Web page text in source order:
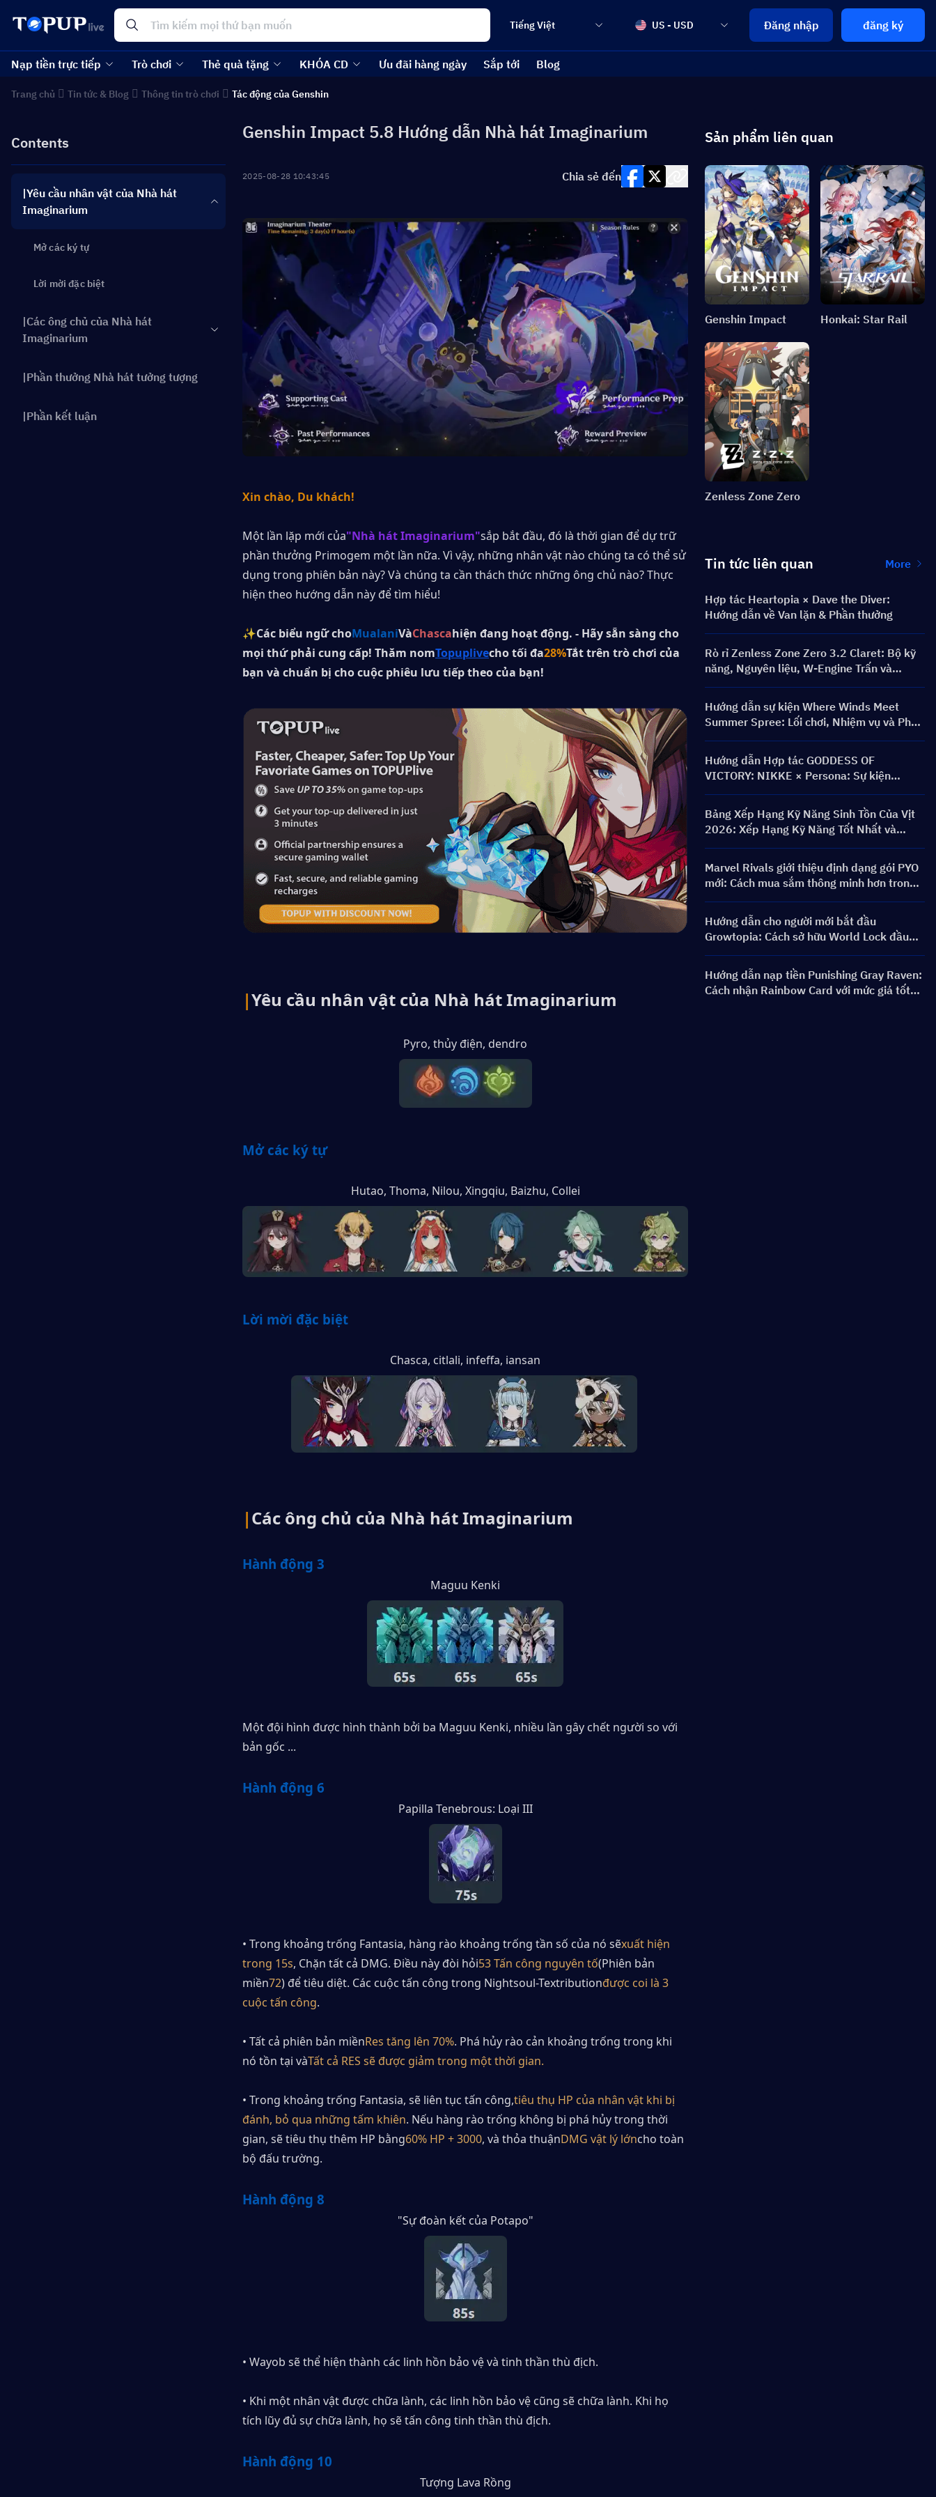
Tiếng Việt US - USD Đăng nhập đăng ký
Nạp tiền trực tiếp Trò chơi Thẻ quà tặng KHÓA CD Ưu đãi hàng ngày Sắp tới Blog
Trang chủ Tin tức & Blog Thông tin trò chơi Tác động của Genshin
Contents
|Yêu cầu nhân vật của Nhà hát
Imaginarium
Mở các ký tự
Lời mời đặc biệt
|Các ông chủ của Nhà hát
Imaginarium
|Phần thưởng Nhà hát tưởng tượng
|Phần kết luận
Genshin Impact 5.8 Hướng dẫn Nhà hát Imaginarium
2025-08-28 10:43:45 Chia sẻ đến
Xin chào, Du khách!
Một lần lặp mới của"Nhà hát Imaginarium"sắp bắt đầu, đó là thời gian để dự trữ
phần thưởng Primogem một lần nữa. Vì vậy, những nhân vật nào chúng ta có thể sử
dụng trong phiên bản này? Và chúng ta cần thách thức những ông chủ nào? Thực
hiện theo hướng dẫn này để tìm hiểu!
✨Các biểu ngữ choMualaniVàChascahiện đang hoạt động. - Hãy sẵn sàng cho
mọi thứ phải cung cấp! Thăm nomTopuplivecho tối đa28%Tắt trên trò chơi của
bạn và chuẩn bị cho cuộc phiêu lưu tiếp theo của bạn!
|Yêu cầu nhân vật của Nhà hát Imaginarium
Pyro, thủy điện, dendro
Mở các ký tự
Hutao, Thoma, Nilou, Xingqiu, Baizhu, Collei
Lời mời đặc biệt
Chasca, citlali, infeffa, iansan
|Các ông chủ của Nhà hát Imaginarium
Hành động 3
Maguu Kenki
Một đội hình được hình thành bởi ba Maguu Kenki, nhiều lần gây chết người so với
bản gốc ...
Hành động 6
Papilla Tenebrous: Loại III
• Trong khoảng trống Fantasia, hàng rào khoảng trống tần số của nó sẽxuất hiện
trong 15s, Chặn tất cả DMG. Điều này đòi hỏi53 Tấn công nguyên tố(Phiên bản
miền72) để tiêu diệt. Các cuộc tấn công trong Nightsoul-Textributionđược coi là 3
cuộc tấn công.
• Tất cả phiên bản miềnRes tăng lên 70%. Phá hủy rào cản khoảng trống trong khi
nó tồn tại vàTất cả RES sẽ được giảm trong một thời gian.
• Trong khoảng trống Fantasia, sẽ liên tục tấn công,tiêu thụ HP của nhân vật khi bị
đánh, bỏ qua những tấm khiên. Nếu hàng rào trống không bị phá hủy trong thời
gian, sẽ tiêu thụ thêm HP bằng60% HP + 3000, và thỏa thuậnDMG vật lý lớncho toàn
bộ đấu trường.
Hành động 8
"Sự đoàn kết của Potapo"
• Wayob sẽ thể hiện thành các linh hồn bảo vệ và tinh thần thù địch.
• Khi một nhân vật được chữa lành, các linh hồn bảo vệ cũng sẽ chữa lành. Khi họ
tích lũy đủ sự chữa lành, họ sẽ tấn công tinh thần thù địch.
Hành động 10
Tượng Lava Rồng
Sản phẩm liên quan
Genshin Impact Honkai: Star Rail
Zenless Zone Zero
Tin tức liên quan More
Hợp tác Heartopia × Dave the Diver:
Hướng dẫn về Van lặn & Phần thưởng
Rò rỉ Zenless Zone Zero 3.2 Claret: Bộ kỹ
năng, Nguyên liệu, W-Engine Trấn và
Mindscape Cinema
Hướng dẫn sự kiện Where Winds Meet
Summer Spree: Lối chơi, Nhiệm vụ và Phần
thưởng
Hướng dẫn Hợp tác GODDESS OF
VICTORY: NIKKE × Persona: Sự kiện
PERSONA ON FRONTLINE, Nhân vật,
Banner & Phần thưởng
Bảng Xếp Hạng Kỹ Năng Sinh Tồn Của Vịt
2026: Xếp Hạng Kỹ Năng Tốt Nhất và
Hướng Dẫn Xây Dựng
Marvel Rivals giới thiệu định dạng gói PYO
mới: Cách mua sắm thông minh hơn trong
bản cập nhật cửa hàng Mùa 9.5
Hướng dẫn cho người mới bắt đầu
Growtopia: Cách sở hữu World Lock đầu
tiên nhanh chóng và an toàn
Hướng dẫn nạp tiền Punishing Gray Raven:
Cách nhận Rainbow Card với mức giá tốt